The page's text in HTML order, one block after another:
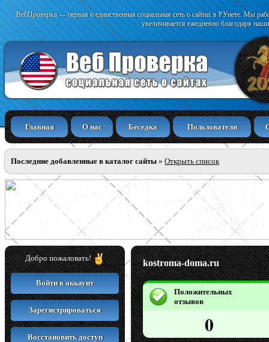
ВебПроверка — первая и единственная социальная сеть о сайтах в РУнете. Мы
увеличивается ежедневно благодаря
Главная О нас Беседка Пользователи
Последние добавленные в каталог сайты » Открыть список
Добро пожаловать!
Войти в аккаунт
Зарегистрироваться
Восстановить доступ
kostroma-doma.ru
Положительных
отзывов
0